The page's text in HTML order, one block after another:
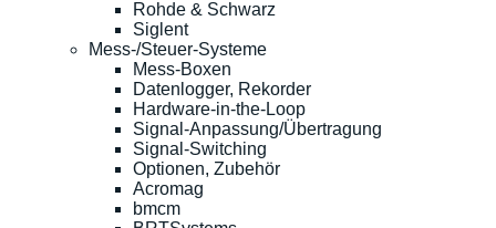
Rohde & Schwarz
Siglent
Mess-/Steuer-Systeme
Mess-Boxen
Datenlogger, Rekorder
Hardware-in-the-Loop
Signal-Anpassung/Übertragung
Signal-Switching
Optionen, Zubehör
Acromag
bmcm